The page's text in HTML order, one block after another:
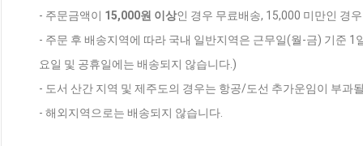
- 주문금액이 15,000원 이상인 경우 무료배송, 15,000 미만인 경
- 주문 후 배송지역에 따라 국내 일반지역은 근무일(월-금) 기준
요일 및 공휴일에는 배송되지 않습니다.)
- 도서 산간 지역 및 제주도의 경우는 항공/도선 추가운임이 부과
- 해외지역으로는 배송되지 않습니다.